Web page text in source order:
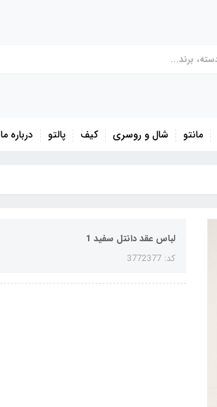
مانتو شال و روسری کیف پالتو درباره ما
لباس عقد دانتل سفید 1
کد: 3772377